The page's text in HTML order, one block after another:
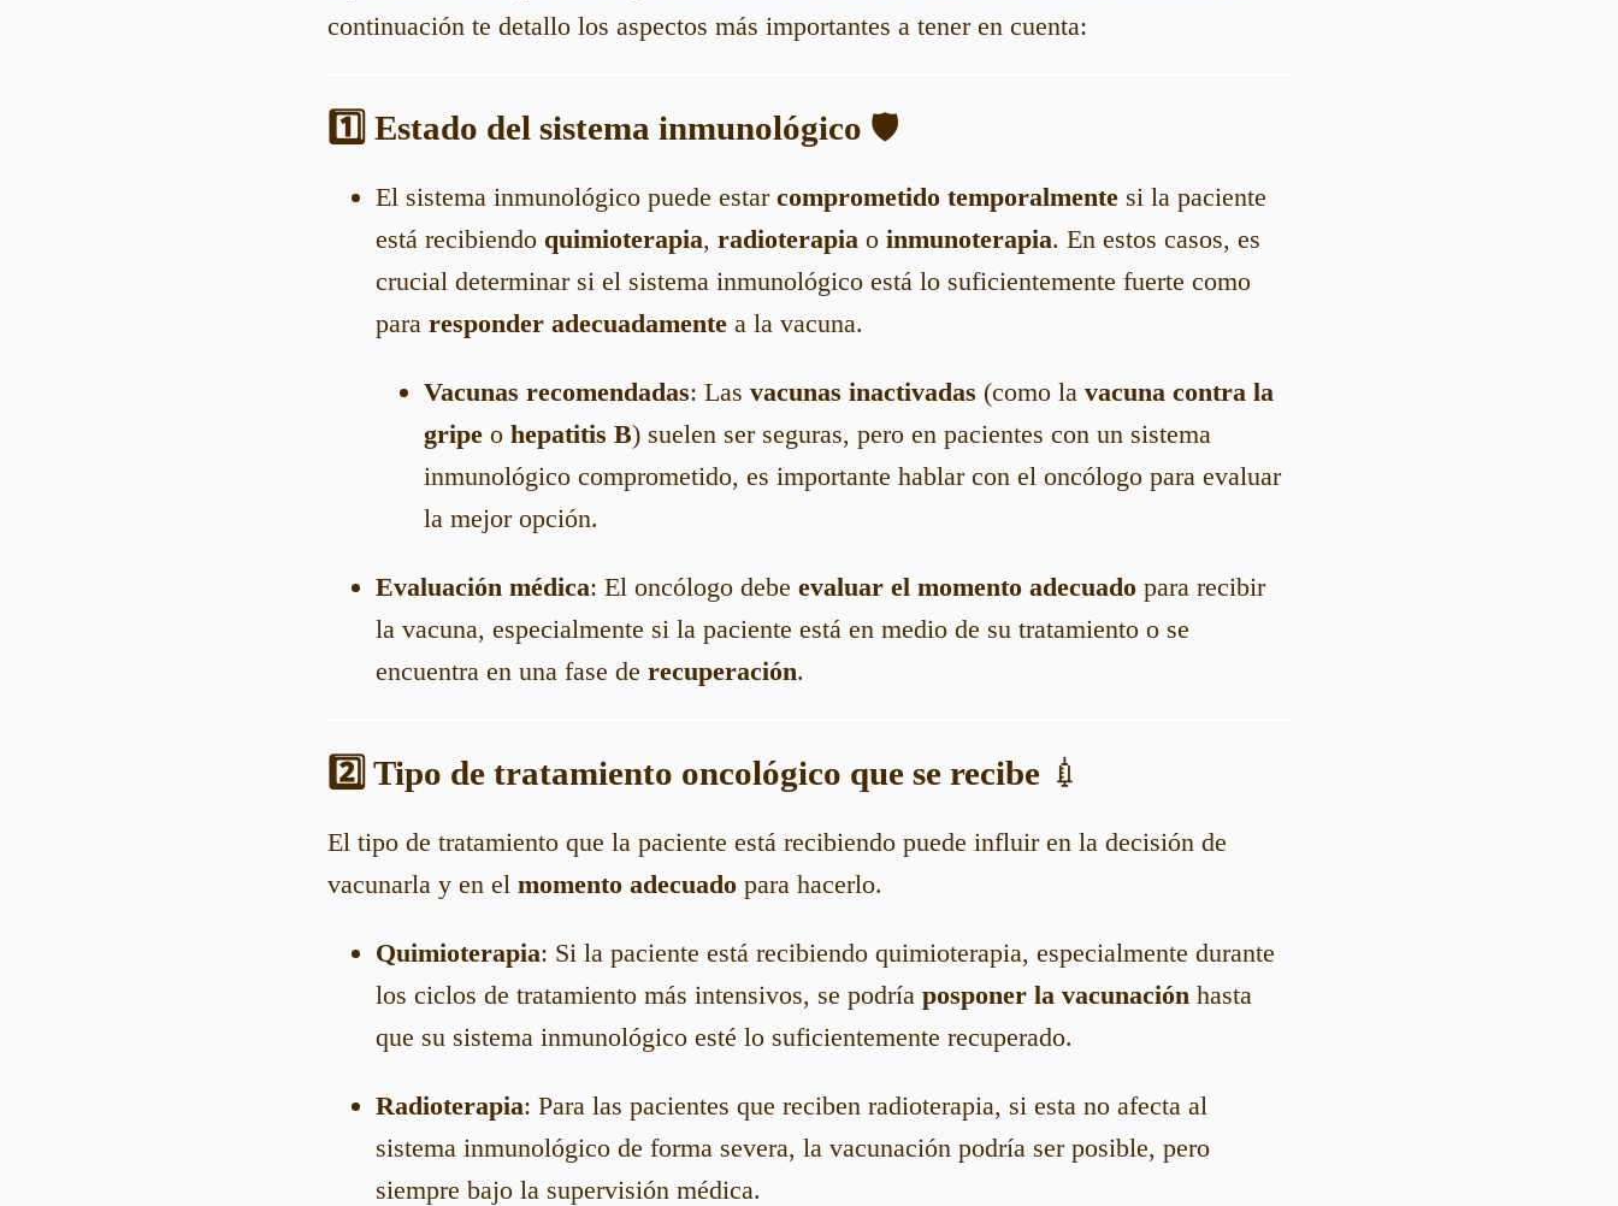
continuación te detallo los aspectos más importantes a tener en cuenta:
1️⃣ Estado del sistema inmunológico 🛡️
El sistema inmunológico puede estar comprometido temporalmente si la paciente
está recibiendo quimioterapia, radioterapia o inmunoterapia. En estos casos, es
crucial determinar si el sistema inmunológico está lo suficientemente fuerte como
para responder adecuadamente a la vacuna.
Vacunas recomendadas: Las vacunas inactivadas (como la vacuna contra la
gripe o hepatitis B) suelen ser seguras, pero en pacientes con un sistema
inmunológico comprometido, es importante hablar con el oncólogo para evaluar
la mejor opción.
Evaluación médica: El oncólogo debe evaluar el momento adecuado para recibir
la vacuna, especialmente si la paciente está en medio de su tratamiento o se
encuentra en una fase de recuperación.
2️⃣ Tipo de tratamiento oncológico que se recibe 💉
El tipo de tratamiento que la paciente está recibiendo puede influir en la decisión de
vacunarla y en el momento adecuado para hacerlo.
Quimioterapia: Si la paciente está recibiendo quimioterapia, especialmente durante
los ciclos de tratamiento más intensivos, se podría posponer la vacunación hasta
que su sistema inmunológico esté lo suficientemente recuperado.
Radioterapia: Para las pacientes que reciben radioterapia, si esta no afecta al
sistema inmunológico de forma severa, la vacunación podría ser posible, pero
siempre bajo la supervisión médica.